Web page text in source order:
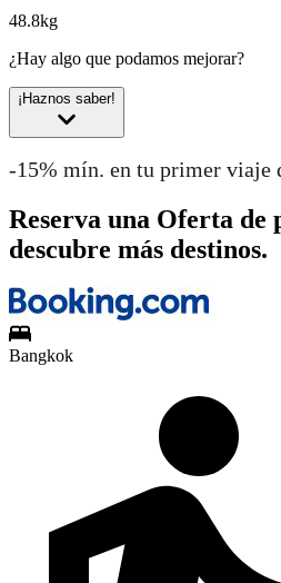
48.8kg
¿Hay algo que podamos mejorar?
¡Haznos saber!
-15% mín. en tu primer viaje
Reserva una Oferta de
descubre más destinos.
Bangkok